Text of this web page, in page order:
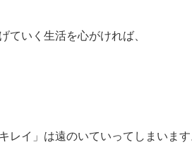
ていく生活を心がければ、
レイ」は遠のいていってしまいます